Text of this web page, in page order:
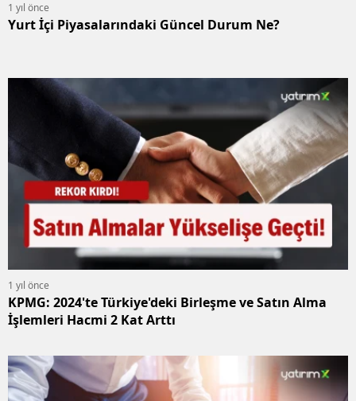
1 yıl önce
Yurt İçi Piyasalarındaki Güncel Durum Ne?
1 yıl önce
KPMG: 2024'te Türkiye'deki Birleşme ve Satın Alma
İşlemleri Hacmi 2 Kat Arttı